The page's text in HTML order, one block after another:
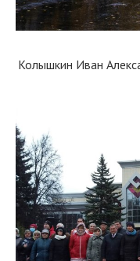
Колышкин Иван